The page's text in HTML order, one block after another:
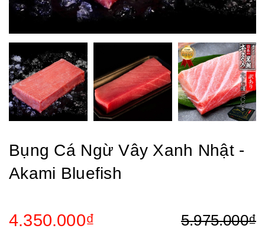
Bụng Cá Ngừ Vây Xanh Nhật -
Akami Bluefish
4.350.000₫ 5.975.000₫